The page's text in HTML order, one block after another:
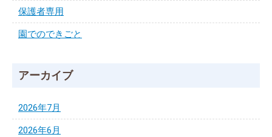
保護者専用
園でのできごと
アーカイブ
2026年7月
2026年6月